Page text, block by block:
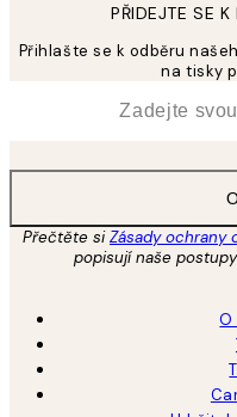
PŘIDEJTE SE
Přihlašte se k odběru
na tisky
Přečtěte siZásady ochrany
popisují naše
O